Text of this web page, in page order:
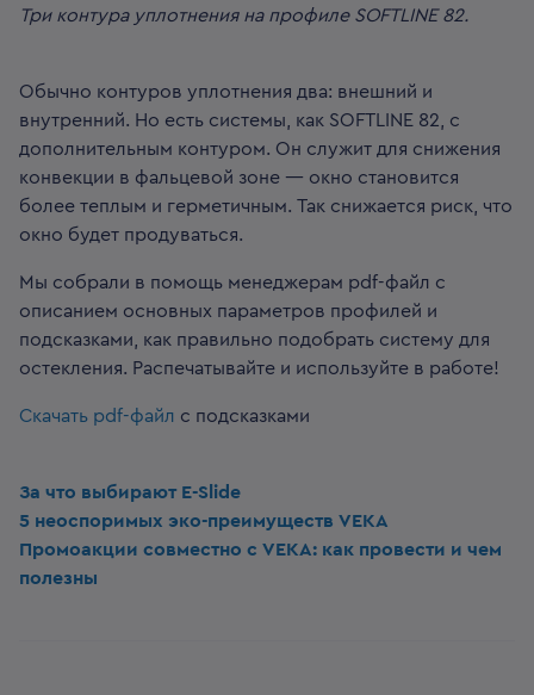
Три контура уплотнения на профиле SOFTLINE 82.
Обычно контуров уплотнения два: внешний и
внутренний. Но есть системы, как SOFTLINE 82, с
дополнительным контуром. Он служит для снижения
конвекции в фальцевой зоне — окно становится
более теплым и герметичным. Так снижается риск, что
окно будет продуваться.
Мы собрали в помощь менеджерам pdf-файл с
описанием основных параметров профилей и
подсказками, как правильно подобрать систему для
остекления. Распечатывайте и используйте в работе!
Скачать pdf-файл с подсказками
За что выбирают E-Slide
5 неоспоримых эко-преимуществ VEKA
Промоакции совместно с VEKA: как провести и чем
полезны